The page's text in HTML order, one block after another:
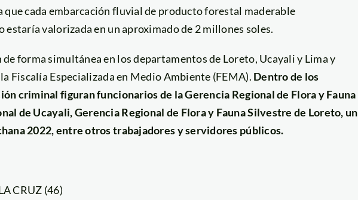
que cada embarcación fluvial de producto forestal maderable
valorizada en un aproximado de 2 millones soles.
forma simultánea en los departamentos de Loreto, Ucayali y Lima y
Fiscalía Especializada en Medio Ambiente (FEMA). Dentro de los
criminal figuran funcionarios de la Gerencia Regional de Flora y Fauna
de Ucayali, Gerencia Regional de Flora y Fauna Silvestre de Loreto, un
2022, entre otros trabajadores y servidores públicos.
CRUZ (46)